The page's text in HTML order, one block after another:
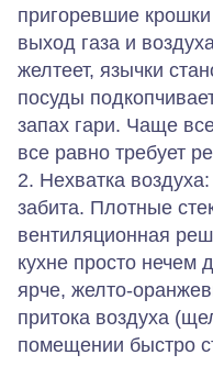
пригоревшие
выход газа и
желтеет, язычки
посуды
запах гари. Чаще
все равно требует
2. Нехватка
забита. Плотные
вентиляционная
кухне просто нечем
ярче,
притока воздуха
помещении быстро